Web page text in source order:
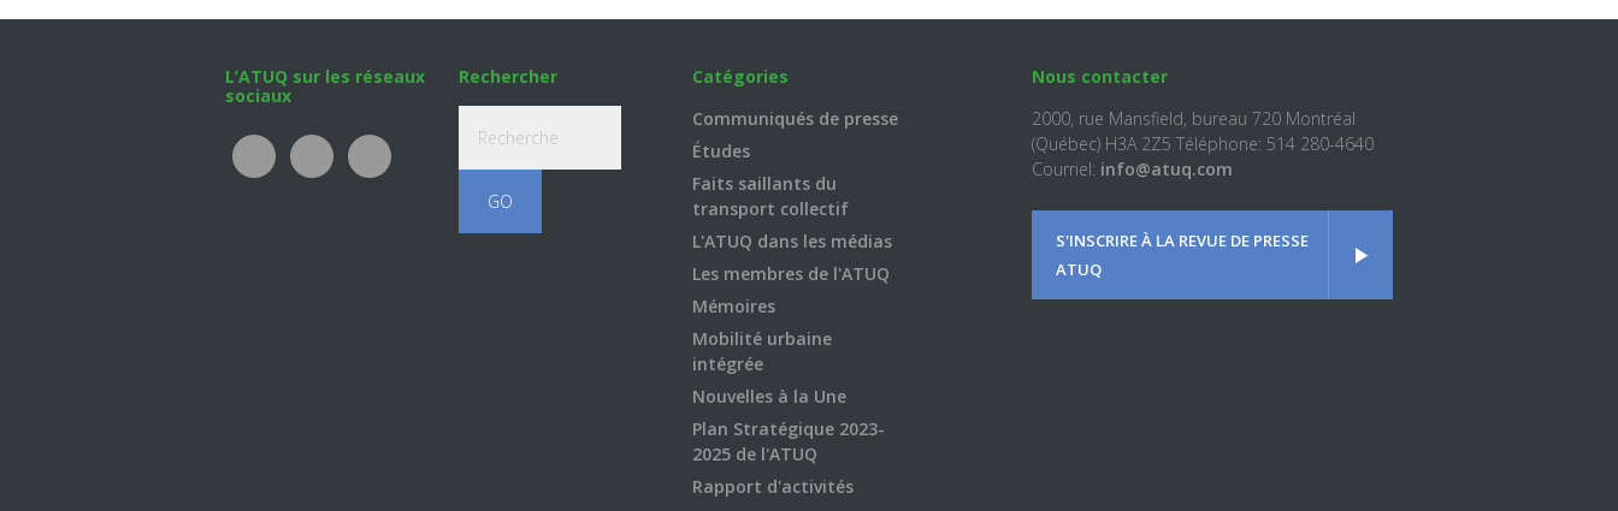
L’ATUQ sur les réseaux
sociaux
Rechercher
Catégories
Communiqués de presse
Études
Faits saillants du
transport collectif
L'ATUQ dans les médias
Les membres de l'ATUQ
Mémoires
Mobilité urbaine
intégrée
Nouvelles à la Une
Plan Stratégique 2023-
2025 de l'ATUQ
Rapport d'activités
Nous contacter
2000, rue Mansfield, bureau 720 Montréal
(Québec) H3A 2Z5 Téléphone: 514 280-4640
Courriel: info@atuq.com
S'INSCRIRE À LA REVUE DE PRESSE
ATUQ